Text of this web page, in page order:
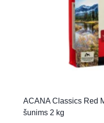
ACANA Classics Red
šunims 2 kg